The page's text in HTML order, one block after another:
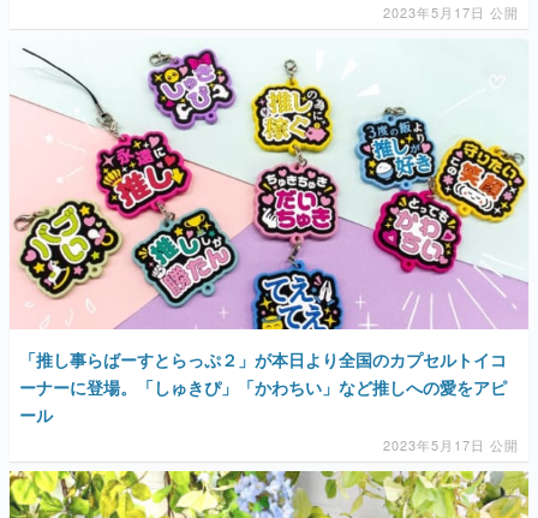
2023年5月17日 公開
「推し事らばーすとらっぷ２」が本日より全国のカプセルトイコ
ーナーに登場。「しゅきぴ」「かわちい」など推しへの愛をアピ
ール
2023年5月17日 公開